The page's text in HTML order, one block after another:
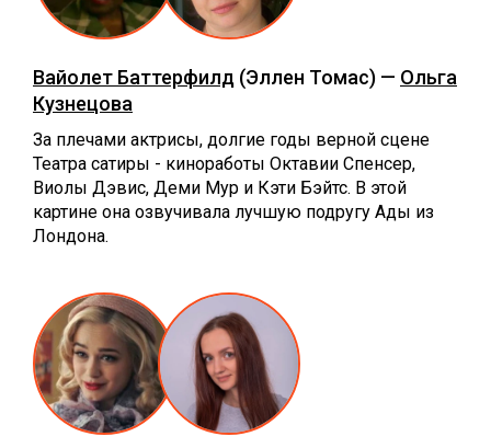
Вайолет Баттерфилд (Эллен Томас) — Ольга
Кузнецова
За плечами актрисы, долгие годы верной сцене
Театра сатиры - киноработы Октавии Спенсер,
Виолы Дэвис, Деми Мур и Кэти Бэйтс. В этой
картине она озвучивала лучшую подругу Ады из
Лондона.